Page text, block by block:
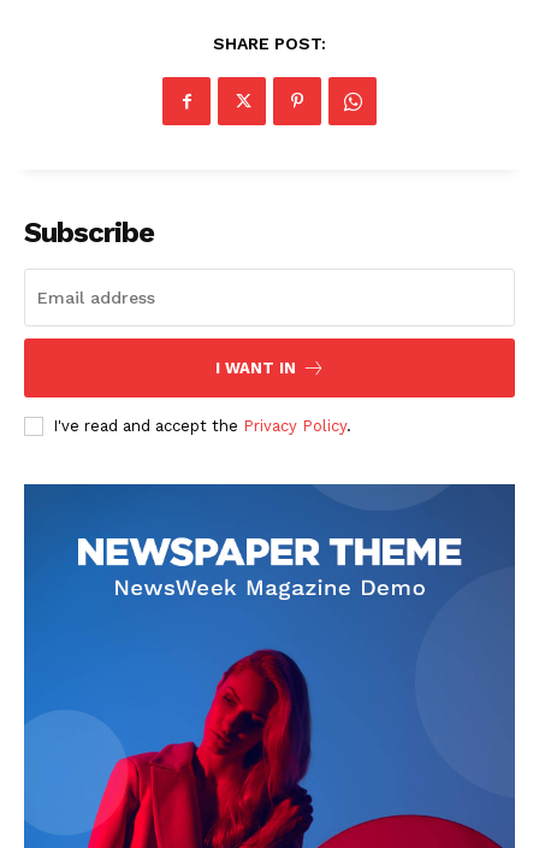
SHARE POST:
Subscribe
I WANT IN
I've read and accept the Privacy Policy.